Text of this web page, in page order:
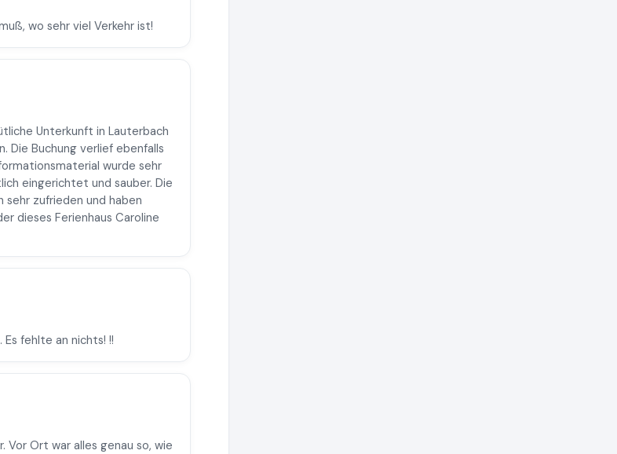
wo sehr viel Verkehr ist!
Unterkunft in Lauterbach
Die Buchung verlief ebenfalls
wurde sehr
eingerichtet und sauber. Die
zufrieden und haben
dieses Ferienhaus Caroline
fehlte an nichts! !!
Ort war alles genau so, wie